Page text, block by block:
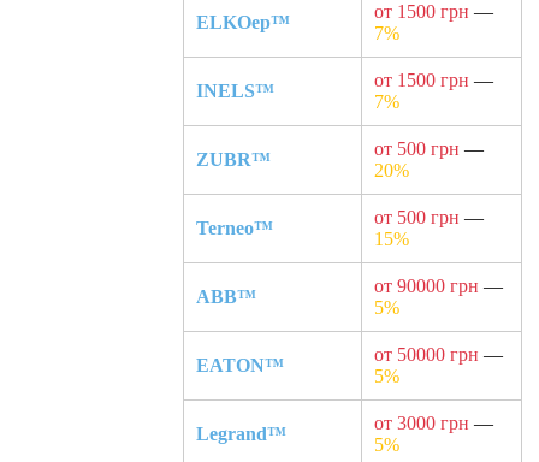
ELKOep™
от 1500 грн —
7%
INELS™
от 1500 грн —
7%
ZUBR™
от 500 грн —
20%
Terneo™
от 500 грн —
15%
ABB™
от 90000 грн —
5%
EATON™
от 50000 грн —
5%
Legrand™
от 3000 грн —
5%